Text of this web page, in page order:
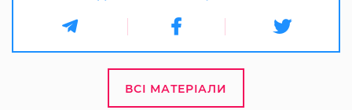
ВСІ МАТЕРІАЛИ